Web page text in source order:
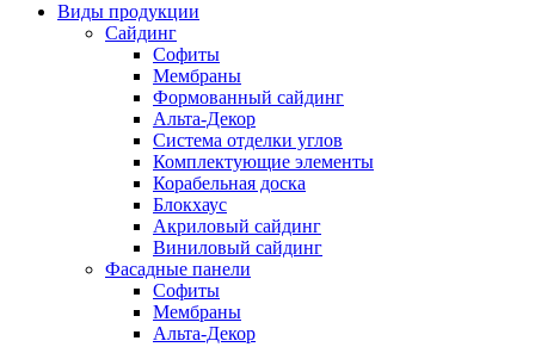
Виды продукции
Сайдинг
Софиты
Мембраны
Формованный сайдинг
Альта-Декор
Система отделки углов
Комплектующие элементы
Корабельная доска
Блокхаус
Акриловый сайдинг
Виниловый сайдинг
Фасадные панели
Софиты
Мембраны
Альта-Декор